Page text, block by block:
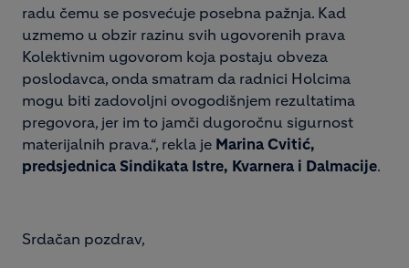
radu čemu se posvećuje posebna pažnja. Kad
uzmemo u obzir razinu svih ugovorenih prava
Kolektivnim ugovorom koja postaju obveza
poslodavca, onda smatram da radnici Holcima
mogu biti zadovoljni ovogodišnjem rezultatima
pregovora, jer im to jamči dugoročnu sigurnost
materijalnih prava.“, rekla je Marina Cvitić,
predsjednica Sindikata Istre, Kvarnera i Dalmacije.
Srdačan pozdrav,